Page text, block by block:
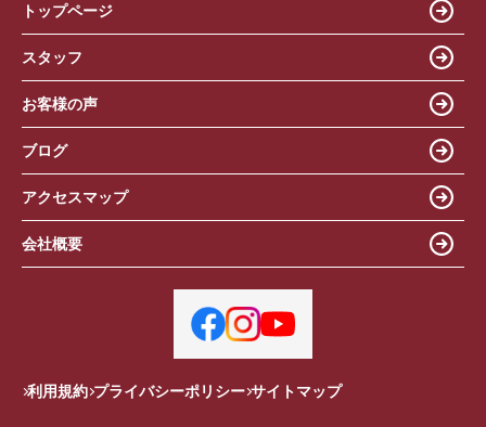
トップページ
スタッフ
お客様の声
ブログ
アクセスマップ
会社概要
利用規約 プライバシーポリシー サイトマップ